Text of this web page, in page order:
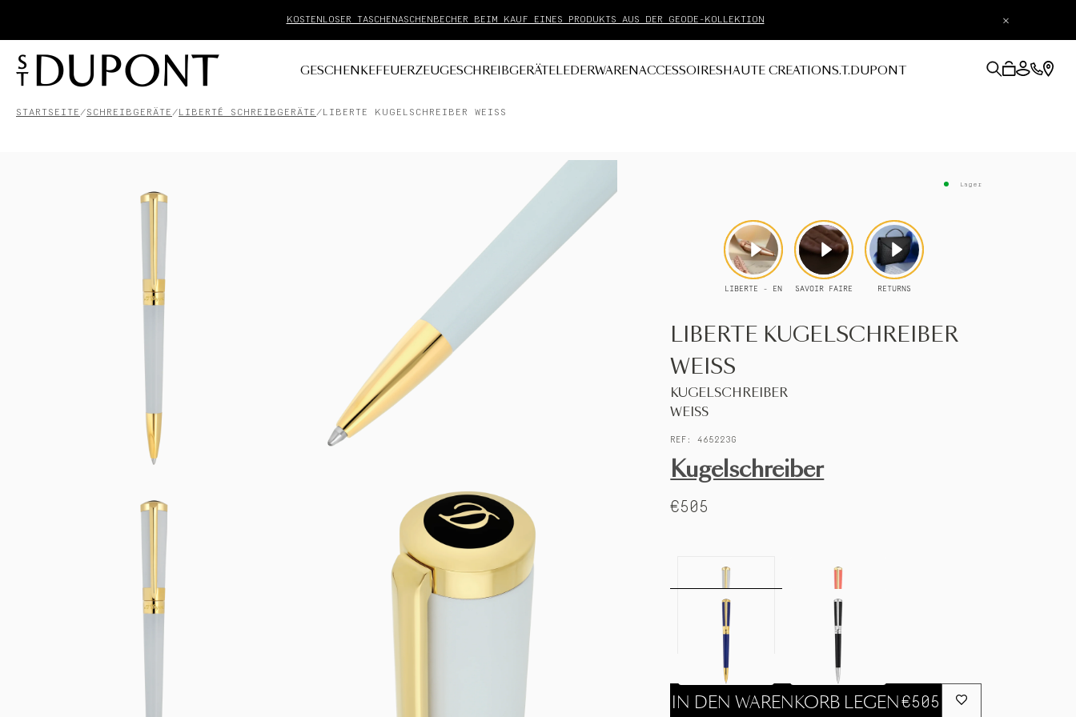
GESCHENKE FEUERZEUGESCHREIBGERÄTE LEDERWAREN ACCESSOIRES HAUTE CREATION S.T.DUPONT
BEZAHLEN SIE MIT KLARNA IN 3 ZINSFREIEN RATEN ×
STARTSEITE SCHREIBGERÄTE LIBERTÉ SCHREIBGERÄTE LIBERTE KUGELSCHREIBER WEISS
Lager
LIBERTE KUGELSCHREIBER
WEISS
KUGELSCHREIBER
WEISS
REF: 465223G
Kugelschreiber
€505
IN DEN WARENKORB LEGEN €505